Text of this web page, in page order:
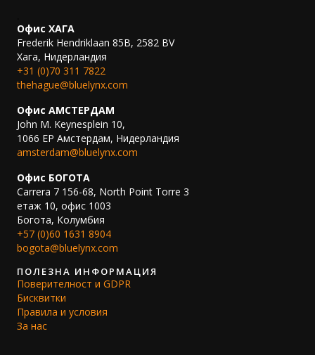
Офис ХАГА
Frederik Hendriklaan 85B, 2582 BV
Хага, Нидерландия
+31 (0)70 311 7822
thehague@bluelynx.com
Офис АМСТЕРДАМ
John M. Keynesplein 10,
1066 EP Амстердам, Нидерландия
amsterdam@bluelynx.com
Офис БОГОТА
Carrera 7 156-68, North Point Torre 3
етаж 10, офис 1003
Богота, Колумбия
+57 (0)60 1631 8904
bogota@bluelynx.com
ПОЛЕЗНА ИНФОРМАЦИЯ
Поверителност и GDPR
Бисквитки
Правила и условия
За нас